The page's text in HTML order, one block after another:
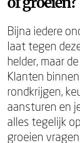
Bijna iedere
laat tegen
helder, maar
Klanten
rondkrijgen,
aansturen en
alles tegelijk
groeien